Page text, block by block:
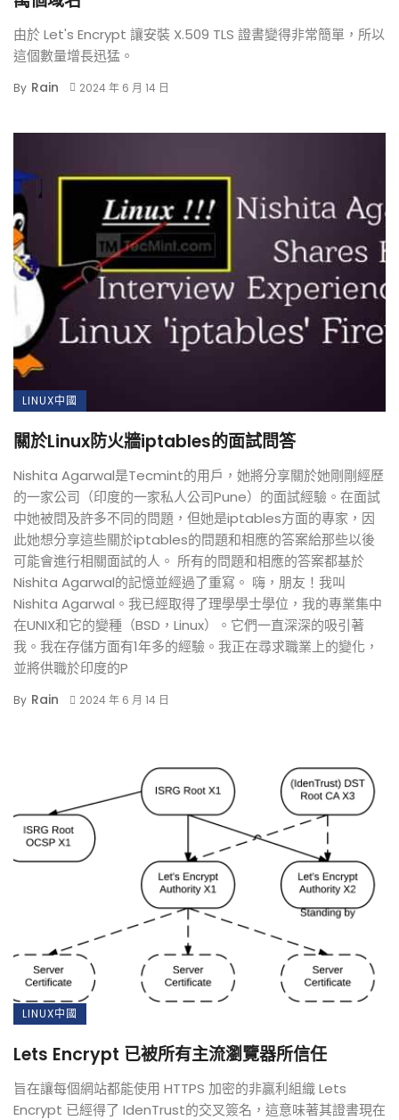
由於 Let's Encrypt 讓安裝 X.509 TLS 證書變得非常簡單，所以
這個數量增長迅猛。
By Rain 2024 年 6 月 14 日
LINUX中國
關於Linux防火牆iptables的面試問答
Nishita Agarwal是Tecmint的用戶，她將分享關於她剛剛經歷
的一家公司（印度的一家私人公司Pune）的面試經驗。在面試
中她被問及許多不同的問題，但她是iptables方面的專家，因
此她想分享這些關於iptables的問題和相應的答案給那些以後
可能會進行相關面試的人。 所有的問題和相應的答案都基於
Nishita Agarwal的記憶並經過了重寫。 嗨，朋友！我叫
Nishita Agarwal。我已經取得了理學學士學位，我的專業集中
在UNIX和它的變種（BSD，Linux）。它們一直深深的吸引著
我。我在存儲方面有1年多的經驗。我正在尋求職業上的變化，
並將供職於印度的P
By Rain 2024 年 6 月 14 日
LINUX中國
Lets Encrypt 已被所有主流瀏覽器所信任
旨在讓每個網站都能使用 HTTPS 加密的非贏利組織 Lets
Encrypt 已經得了 IdenTrust的交叉簽名，這意味著其證書現在